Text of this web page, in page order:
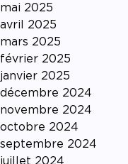
mai 2025
avril 2025
mars 2025
février 2025
janvier 2025
décembre 2024
novembre 2024
octobre 2024
septembre 2024
juillet 2024